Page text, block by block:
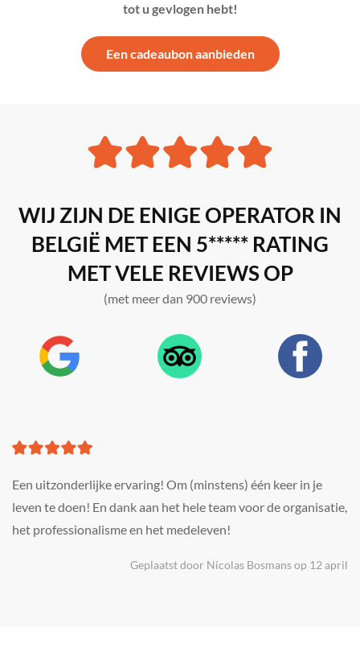
tot u gevlogen hebt!
Een cadeaubon aanbieden
WIJ ZIJN DE ENIGE OPERATOR IN
BELGIË MET EEN 5***** RATING
MET VELE REVIEWS OP
(met meer dan 900 reviews)
Een uitzonderlijke ervaring! Om (minstens) één keer in je
leven te doen! En dank aan het hele team voor de organisatie,
het professionalisme en het medeleven!
Geplaatst door Nicolas Bosmans op 12 april